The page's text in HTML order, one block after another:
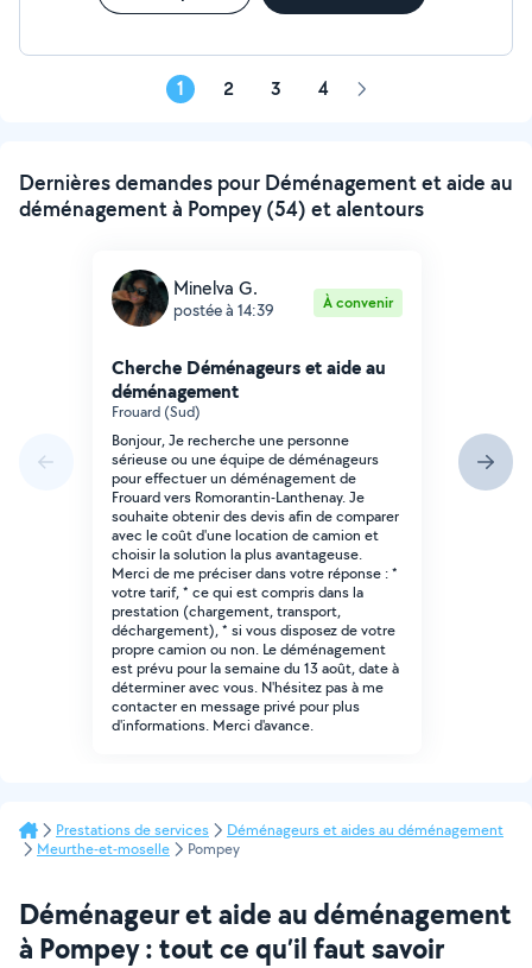
1 2 3 4 Page
Dernières demandes pour Déménagement et aide au
déménagement à Pompey (54) et alentours
Minelva G.
postée à 14:39 À convenir
Cherche Déménageurs et aide au
déménagement
Frouard (Sud)
Bonjour, Je recherche une personne
sérieuse ou une équipe de déménageurs
pour effectuer un déménagement de
Frouard vers Romorantin-Lanthenay. Je
souhaite obtenir des devis afin de comparer
avec le coût d'une location de camion et
choisir la solution la plus avantageuse.
Merci de me préciser dans votre réponse : *
votre tarif, * ce qui est compris dans la
prestation (chargement, transport,
déchargement), * si vous disposez de votre
propre camion ou non. Le déménagement
est prévu pour la semaine du 13 août, date à
déterminer avec vous. N'hésitez pas à me
contacter en message privé pour plus
d'informations. Merci d'avance.
Prestations de services
Déménageurs et aides au déménagement
Meurthe-et-moselle
Pompey
Déménageur et aide au déménagement
à Pompey : tout ce qu’il faut savoir